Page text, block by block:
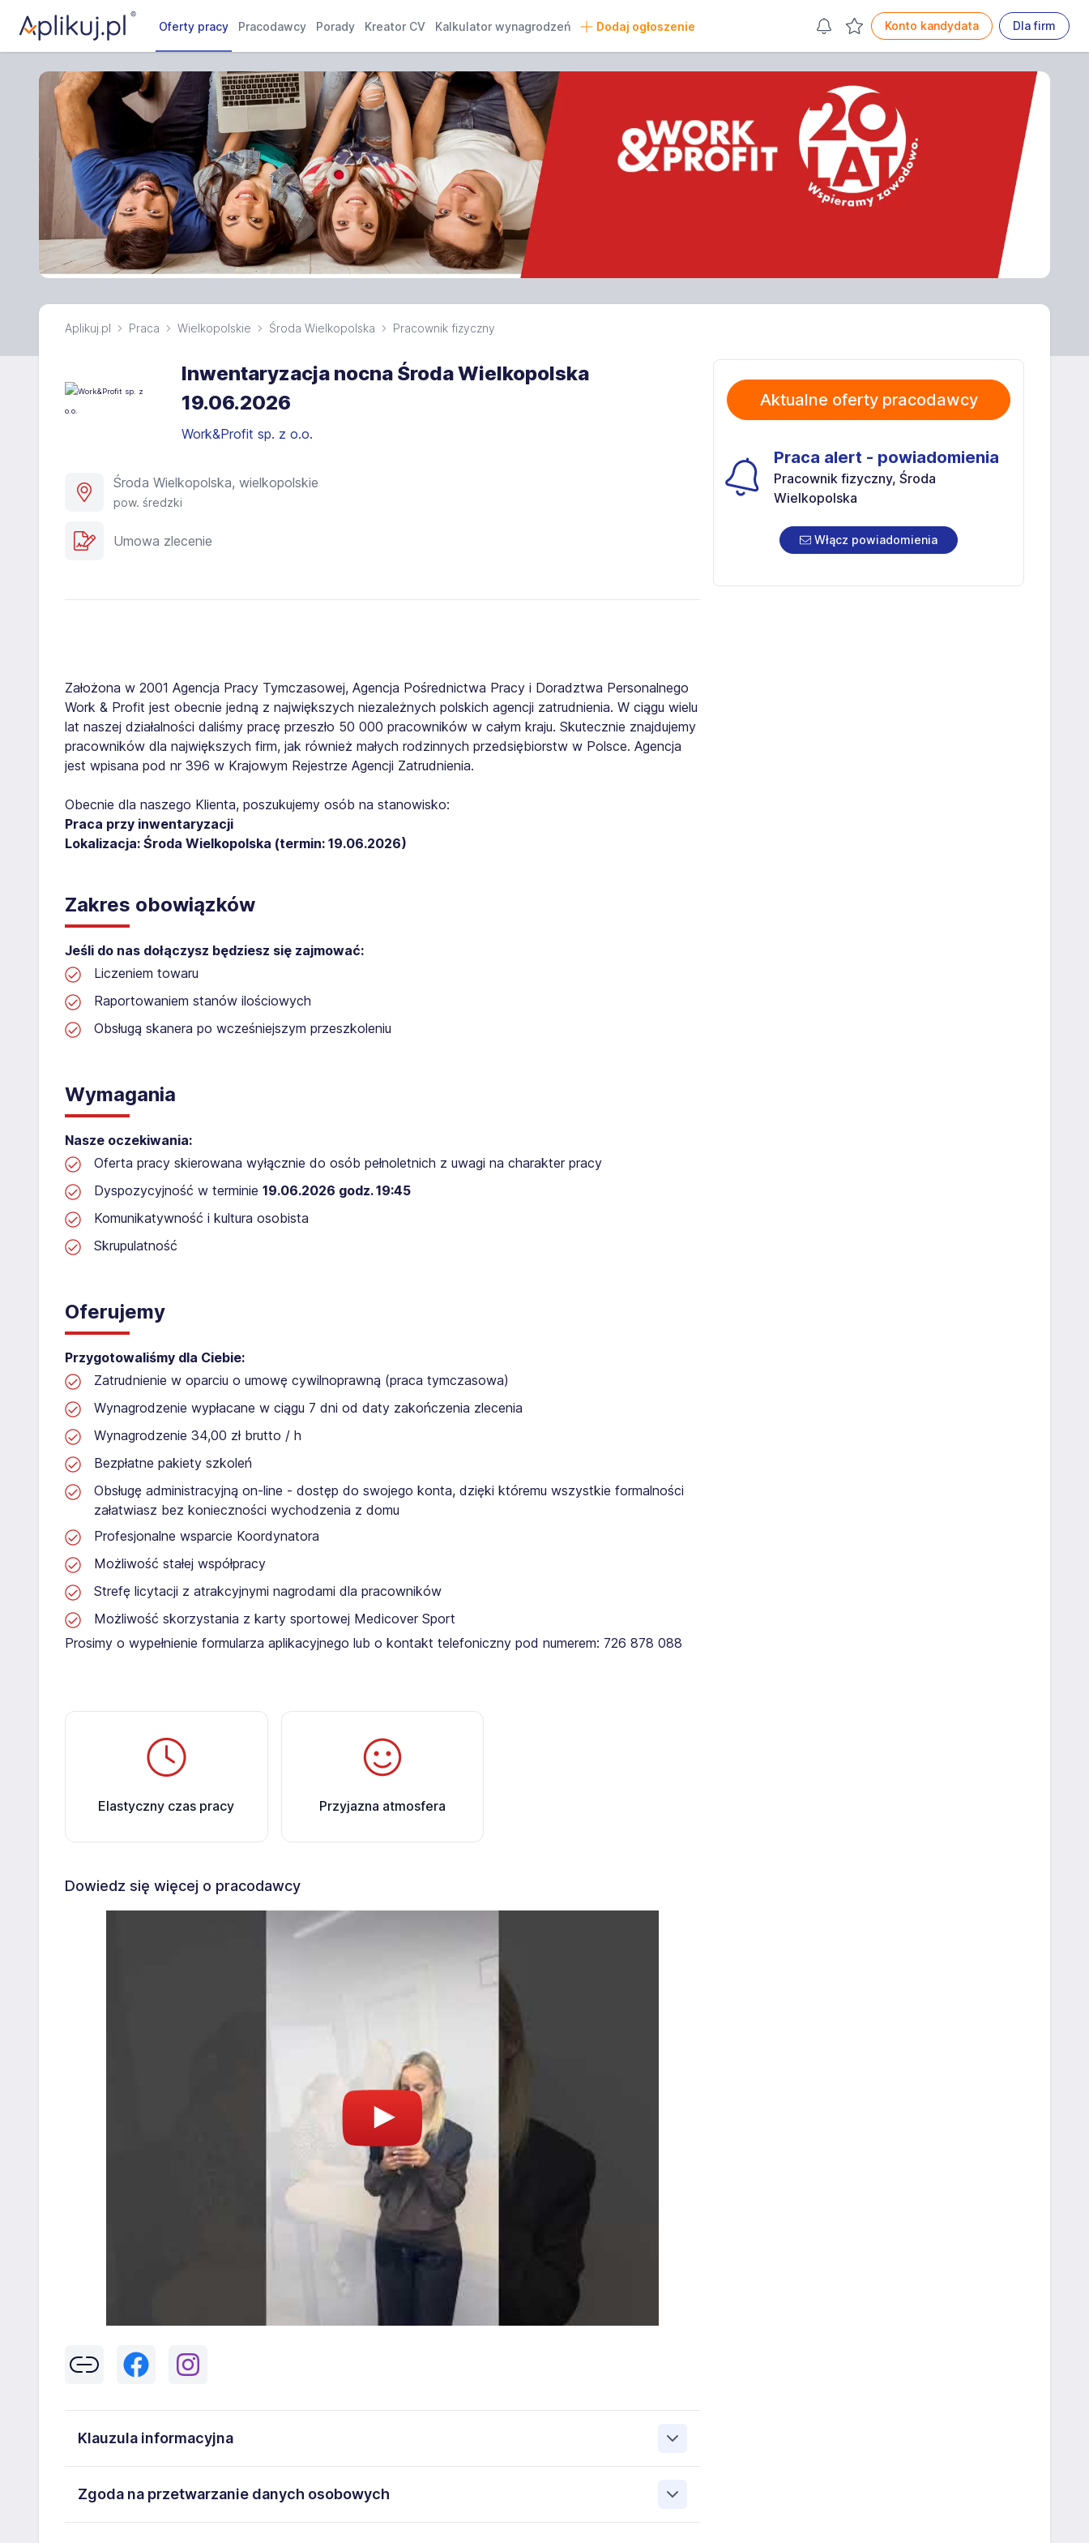
Oferty pracy Pracodawcy Porady Kreator CV Kalkulator wynagrodzeń Dodaj ogłoszenie Konto kandydata Dla firm
Aplikuj.pl Praca Wielkopolskie Środa Wielkopolska Pracownik fizyczny
Inwentaryzacja nocna Środa Wielkopolska
19.06.2026​
Work&Profit sp. z o.o.
Środa Wielkopolska, wielkopolskie
pow. średzki
Umowa zlecenie
Założona w 2001 Agencja Pracy Tymczasowej, Agencja Pośrednictwa Pracy i Doradztwa Personalnego
Work & Profit jest obecnie jedną z największych niezależnych polskich agencji zatrudnienia. W ciągu wielu
lat naszej działalności daliśmy pracę przeszło 50 000 pracowników w całym kraju. Skutecznie znajdujemy
pracowników dla największych firm, jak również małych rodzinnych przedsiębiorstw w Polsce. Agencja
jest wpisana pod nr 396 w Krajowym Rejestrze Agencji Zatrudnienia.
Obecnie dla naszego Klienta, poszukujemy osób na stanowisko:
Praca przy inwentaryzacji
Lokalizacja: Środa Wielkopolska (termin: 19.06.2026)​​
Zakres obowiązków
Jeśli do nas dołączysz będziesz się zajmować:
Liczeniem towaru
Raportowaniem stanów ilościowych
Obsługą skanera po wcześniejszym przeszkoleniu
Wymagania
Nasze oczekiwania:
Oferta pracy skierowana wyłącznie do osób pełnoletnich z uwagi na charakter pracy
Dyspozycyjność w terminie 19.06.2026 godz. 19:45
Komunikatywność i kultura osobista
Skrupulatność
Oferujemy
Przygotowaliśmy dla Ciebie:
Zatrudnienie w oparciu o umowę cywilnoprawną (praca tymczasowa)
Wynagrodzenie wypłacane w ciągu 7 dni od daty zakończenia zlecenia
Wynagrodzenie 34,00 zł brutto / h
Bezpłatne pakiety szkoleń
Obsługę administracyjną on-line - dostęp do swojego konta, dzięki któremu wszystkie formalności
załatwiasz bez konieczności wychodzenia z domu
Profesjonalne wsparcie Koordynatora
Możliwość stałej współpracy
Strefę licytacji z atrakcyjnymi nagrodami dla pracowników
Możliwość skorzystania z karty sportowej Medicover Sport
Prosimy o wypełnienie formularza aplikacyjnego lub o kontakt telefoniczny pod numerem: 726 878 088 ​​
Elastyczny czas pracy Przyjazna atmosfera
Dowiedz się więcej o pracodawcy
Klauzula informacyjna
43-300 Bielsko-Biała danych osobowych zawartych w zgłoszeniu rekrutacyjnym w celu prowadzenia rekrutacji
Zgoda na przetwarzanie danych osobowych
Aktualne oferty pracodawcy
Praca alert - powiadomienia
Pracownik fizyczny, Środa
Wielkopolska
Włącz powiadomienia